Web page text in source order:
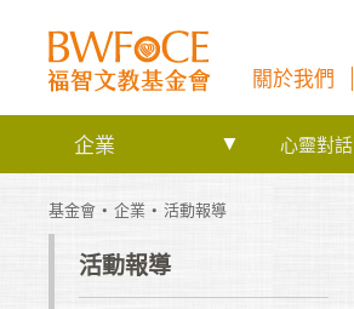
關於我們
企業 心靈對話
基金會 企業 活動報導
活動報導